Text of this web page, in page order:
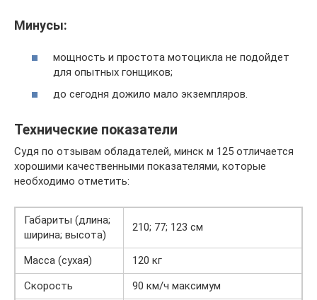
Минусы:
мощность и простота мотоцикла не подойдет
для опытных гонщиков;
до сегодня дожило мало экземпляров.
Технические показатели
Судя по отзывам обладателей, минск м 125 отличается
хорошими качественными показателями, которые
необходимо отметить:
Габариты (длина;
ширина; высота)
210; 77; 123 см
Масса (сухая)
120 кг
Скорость
90 км/ч максимум